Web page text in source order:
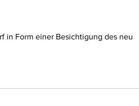
in Form einer Besichtigung des neu